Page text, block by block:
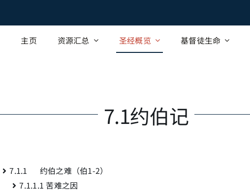
主页 资源汇总 圣经概览 基督徒生命
7.1约伯记
7.1.1 约伯之难（伯1-2）
7.1.1.1 苦难之因